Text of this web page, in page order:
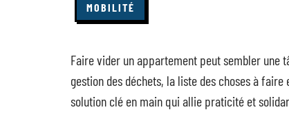
MOBILITÉ
Faire vider un appartement peut sembler une
gestion des déchets, la liste des choses à faire
solution clé en main qui allie praticité et